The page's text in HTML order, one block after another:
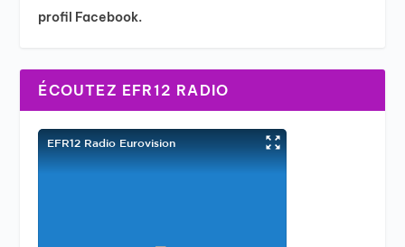
profil Facebook.
ÉCOUTEZ EFR12 RADIO